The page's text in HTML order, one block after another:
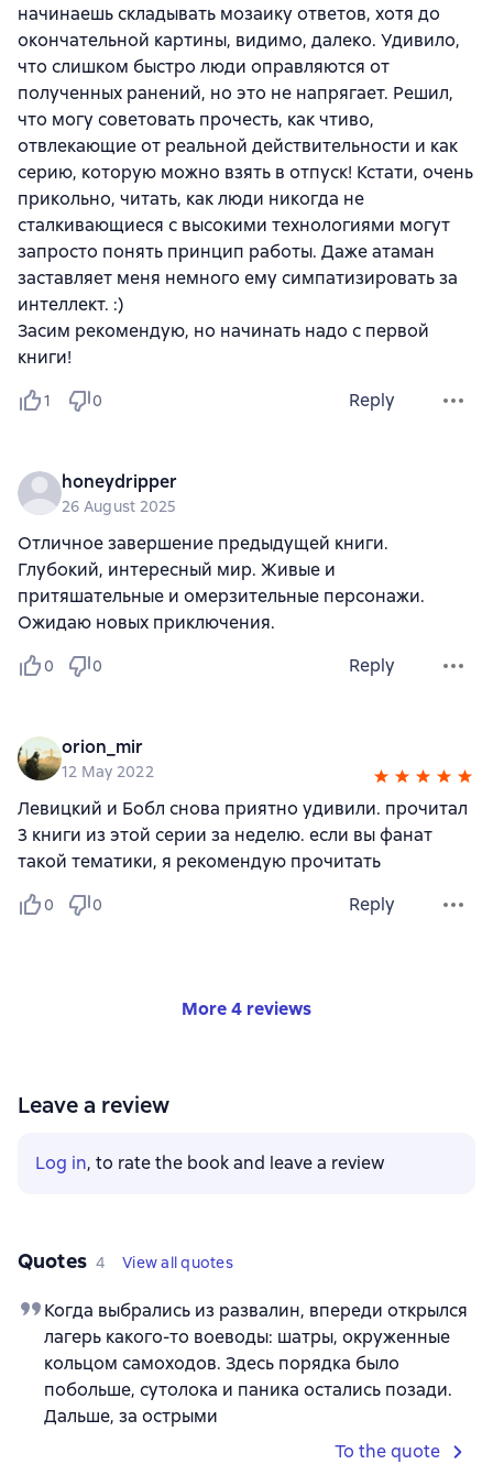
начинаешь складывать мозаику ответов, хотя до
окончательной картины, видимо, далеко. Удивило,
что слишком быстро люди оправляются от
полученных ранений, но это не напрягает. Решил,
что могу советовать прочесть, как чтиво,
отвлекающие от реальной действительности и как
серию, которую можно взять в отпуск! Кстати, очень
прикольно, читать, как люди никогда не
сталкивающиеся с высокими технологиями могут
запросто понять принцип работы. Даже атаман
заставляет меня немного ему симпатизировать за
интеллект. :)
Засим рекомендую, но начинать надо с первой
книги!
1 0 Reply
honeydripper
26 August 2025
Отличное завершение предыдущей книги.
Глубокий, интересный мир. Живые и
притяшательные и омерзительные персонажи.
Ожидаю новых приключения.
0 0 Reply
orion_mir
12 May 2022
Левицкий и Бобл снова приятно удивили. прочитал
3 книги из этой серии за неделю. если вы фанат
такой тематики, я рекомендую прочитать
0 0 Reply
More 4 reviews
Leave a review
Log in, to rate the book and leave a review
Quotes 4 View all quotes
Когда выбрались из развалин, впереди открылся
лагерь какого-то воеводы: шатры, окруженные
кольцом самоходов. Здесь порядка было
побольше, сутолока и паника остались позади.
Дальше, за острыми
To the quote